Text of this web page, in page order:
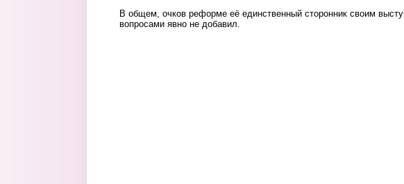
В общем, очков реформе её единственный сторонник своим
вопросами явно не добавил.